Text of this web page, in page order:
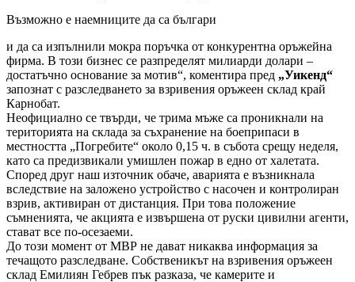
Възможно е наемниците да са българи
и да са изпълнили мокра поръчка от конкурентна оръжейна
фирма. В този бизнес се разпределят милиарди долари –
достатъчно основание за мотив“, коментира пред „Уикенд“
запознат с разследването за взривения оръжеен склад край
Карнобат.
Неофициално се твърди, че трима мъже са проникнали на
територията на склада за съхранение на боеприпаси в
местността „Погребите“ около 0,15 ч. в събота срещу неделя,
като са предизвикали умишлен пожар в едно от халетата.
Според друг наш източник обаче, аварията е възникнала
вследствие на заложено устройство с насочен и контролиран
взрив, активиран от дистанция. При това положение
съмненията, че акцията е извършена от руски цивилни агенти,
стават все по-осезаеми.
До този момент от МВР не дават никаква информация за
течащото разследване. Собственикът на взривения оръжеен
склад Емилиян Гебрев пък разказа, че камерите и